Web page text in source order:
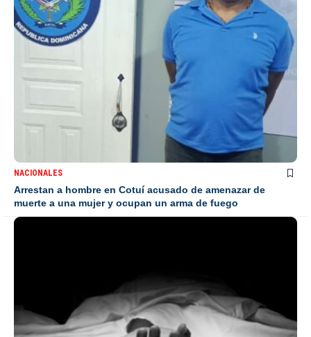
NACIONALES
Arrestan a hombre en Cotuí acusado de amenazar de
muerte a una mujer y ocupan un arma de fuego